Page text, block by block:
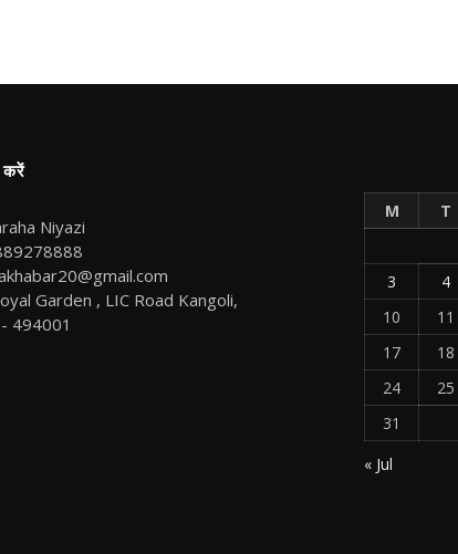
करें
Niyazi
Garden , LIC Road Kangoli,
494001
M
T
3
4
10
11
17
18
24
25
31
« Jul